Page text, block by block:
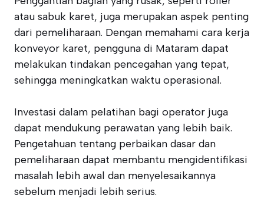
atau sabuk karet, juga merupakan aspek penting
dari pemeliharaan. Dengan memahami cara kerja
konveyor karet, pengguna di Mataram dapat
melakukan tindakan pencegahan yang tepat,
sehingga meningkatkan waktu operasional.
Investasi dalam pelatihan bagi operator juga
dapat mendukung perawatan yang lebih baik.
Pengetahuan tentang perbaikan dasar dan
pemeliharaan dapat membantu mengidentifikasi
masalah lebih awal dan menyelesaikannya
sebelum menjadi lebih serius.